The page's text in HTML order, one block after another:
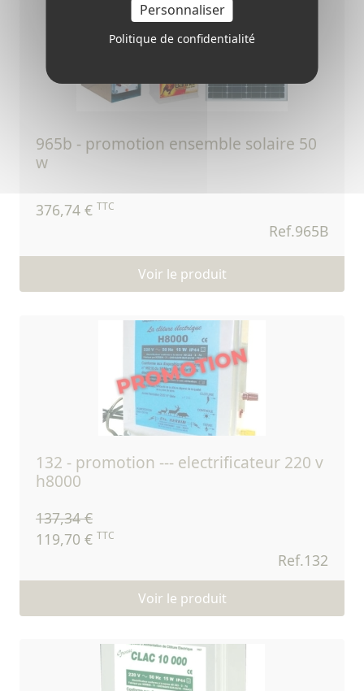
Personnaliser
Politique de confidentialité
965b - promotion ensemble solaire 50
w
376,74 € TTC
Ref.965B
Voir le produit
132 - promotion --- electrificateur 220 v
h8000
137,34 €
119,70 € TTC
Ref.132
Voir le produit